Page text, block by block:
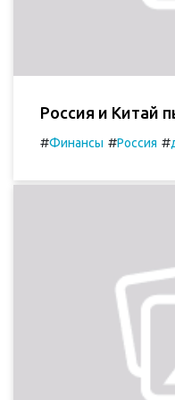
Россия и Китай
#Финансы #Россия #